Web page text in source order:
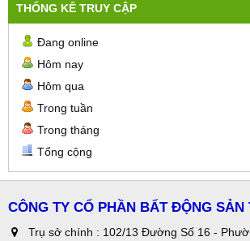
THỐNG KÊ TRUY CẬP
Đang online
Hôm nay
Hôm qua
Trong tuần
Trong tháng
Tổng cộng
CÔNG TY CỔ PHẦN BẤT ĐỘNG SẢN
Trụ sở chính : 102/13 Đường Số 16 -